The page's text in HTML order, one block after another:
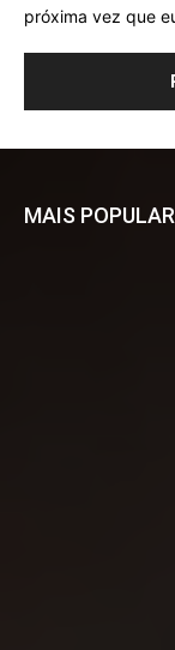
próxima vez que
MAIS